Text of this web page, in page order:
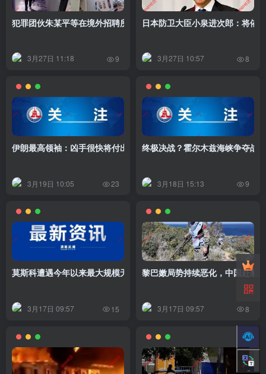
犯罪团伙朱某平等在境外招聘所谓“高科技公司人员”，遥控境内同
3月27日 11:18 9
日本防卫大臣小泉进次郎：将依
3月27日 10:57 8
伊朗最高领袖：凶手很快将付出代价！
3月19日 10:05 23
终极决战？霍尔木兹海峡争夺战
3月18日 15:13 9
莫斯科遭遇今年以来最大规模无人机袭击，过去3天，俄国防部防空
3月17日 09:57 15
黎巴嫩局势持续恶化，中国赴黎
3月17日 09:57 8